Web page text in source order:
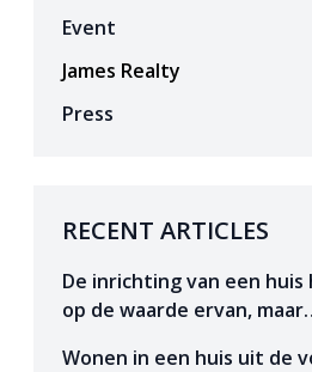
Event
James Realty
Press
RECENT ARTICLES
De inrichting van een
op de waarde ervan,
Wonen in een huis uit de